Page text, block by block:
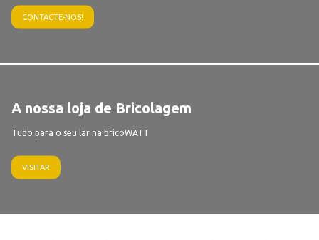
CONTACTE-NOS!
A nossa loja de Bricolagem
Tudo para o seu lar na bricoWATT
VISITAR